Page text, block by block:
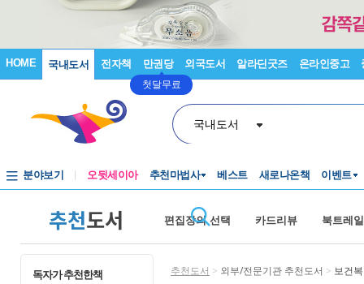
HOME 국내도서 전자책 만권당
첫달무료
외국도서 알라딘굿즈 온라인중고
국내도서
분야보기 오뒷세이아 추천마법사 베스트 새로나온책 이벤트
추천도서 편집장의 선택 카드리뷰 북트레
독자가 추천한책 추천도서 > 외부/전문기관 추천도서 > 보건